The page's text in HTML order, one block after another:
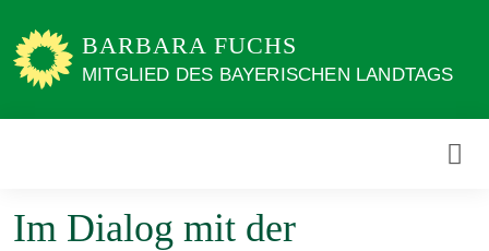
zum
Inhalt
BARBARA FUCHS
MITGLIED DES BAYERISCHEN LANDTAGS
Im Dialog mit der